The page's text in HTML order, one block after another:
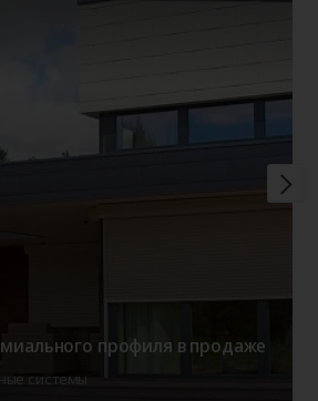
профиля в продаже
системы